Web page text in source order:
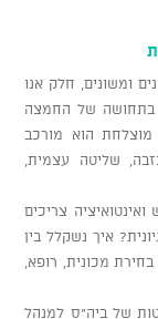
ומשונים, חלק אנו
בתחושה של החמצה
מוצלחת הוא מורכב
שליטה עצמית,
צריכים
איך נשקלל בין
מכונית, רופא,
של ביה"ס למנהל